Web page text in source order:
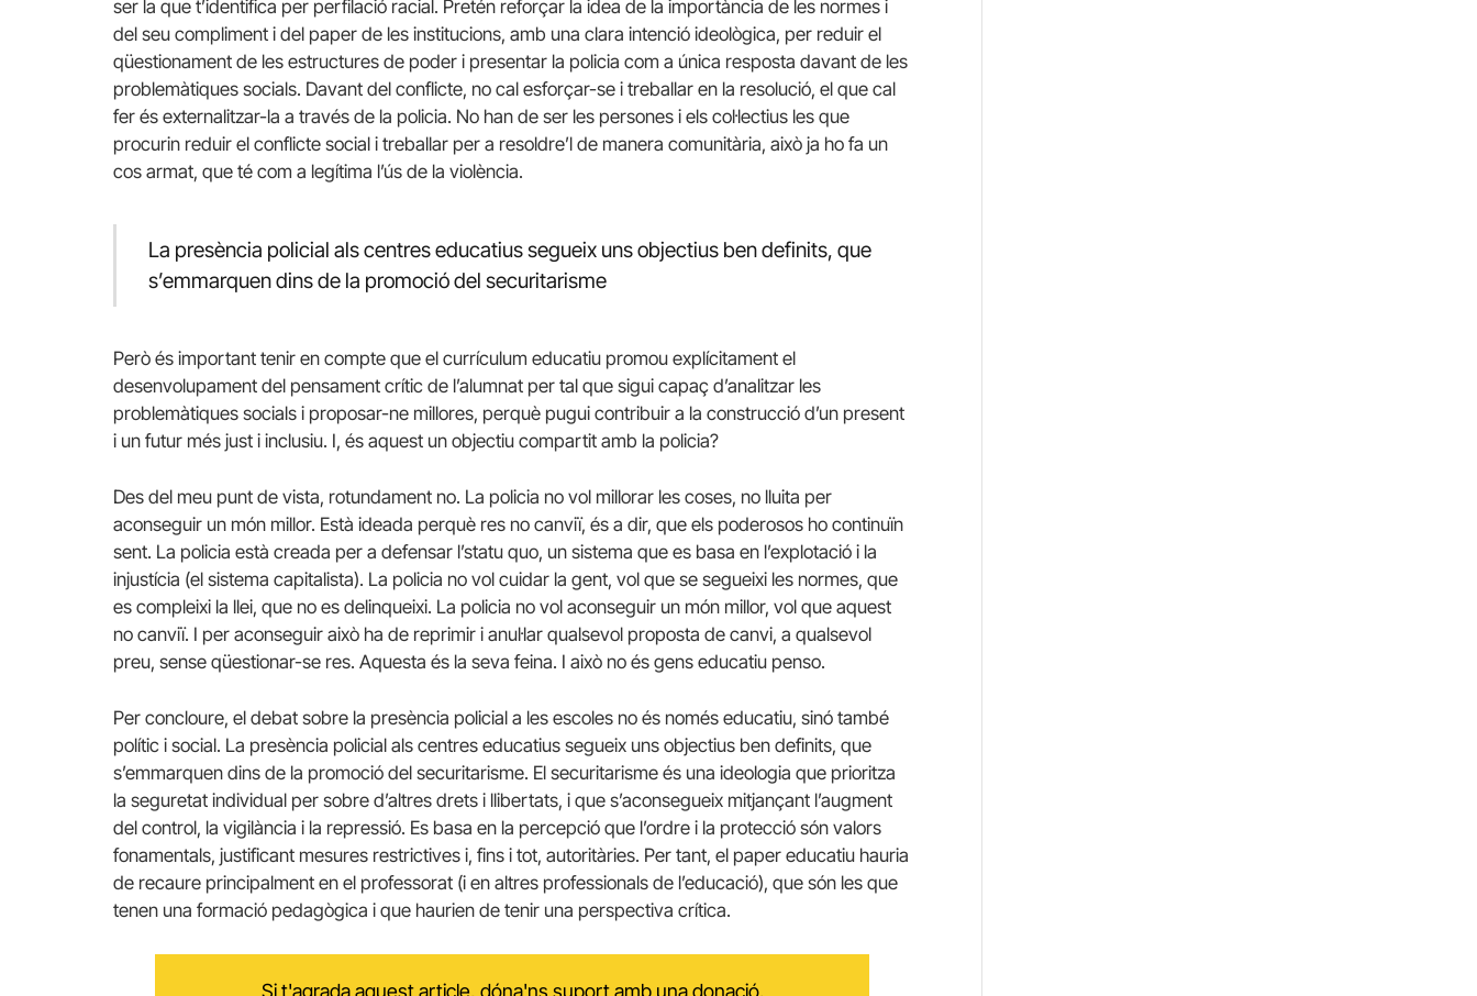
ser la que t’identifica per perfilació racial. Pretén reforçar la idea de la importància de les normes i
del seu compliment i del paper de les institucions, amb una clara intenció ideològica, per reduir el
qüestionament de les estructures de poder i presentar la policia com a única resposta davant de les
problemàtiques socials. Davant del conflicte, no cal esforçar-se i treballar en la resolució, el que cal
fer és externalitzar-la a través de la policia. No han de ser les persones i els col·lectius les que
procurin reduir el conflicte social i treballar per a resoldre’l de manera comunitària, això ja ho fa un
cos armat, que té com a legítima l’ús de la violència.
La presència policial als centres educatius segueix uns objectius ben definits, que
s’emmarquen dins de la promoció del securitarisme
Però és important tenir en compte que el currículum educatiu promou explícitament el
desenvolupament del pensament crític de l’alumnat per tal que sigui capaç d’analitzar les
problemàtiques socials i proposar-ne millores, perquè pugui contribuir a la construcció d’un present
i un futur més just i inclusiu. I, és aquest un objectiu compartit amb la policia?
Des del meu punt de vista, rotundament no. La policia no vol millorar les coses, no lluita per
aconseguir un món millor. Està ideada perquè res no canviï, és a dir, que els poderosos ho continuïn
sent. La policia està creada per a defensar l’statu quo, un sistema que es basa en l’explotació i la
injustícia (el sistema capitalista). La policia no vol cuidar la gent, vol que se segueixi les normes, que
es compleixi la llei, que no es delinqueixi. La policia no vol aconseguir un món millor, vol que aquest
no canviï. I per aconseguir això ha de reprimir i anul·lar qualsevol proposta de canvi, a qualsevol
preu, sense qüestionar-se res. Aquesta és la seva feina. I això no és gens educatiu penso.
Per concloure, el debat sobre la presència policial a les escoles no és només educatiu, sinó també
polític i social. La presència policial als centres educatius segueix uns objectius ben definits, que
s’emmarquen dins de la promoció del securitarisme. El securitarisme és una ideologia que prioritza
la seguretat individual per sobre d’altres drets i llibertats, i que s’aconsegueix mitjançant l’augment
del control, la vigilància i la repressió. Es basa en la percepció que l’ordre i la protecció són valors
fonamentals, justificant mesures restrictives i, fins i tot, autoritàries. Per tant, el paper educatiu hauria
de recaure principalment en el professorat (i en altres professionals de l’educació), que són les que
tenen una formació pedagògica i que haurien de tenir una perspectiva crítica.
Si t'agrada aquest article, dóna'ns suport amb una donació.